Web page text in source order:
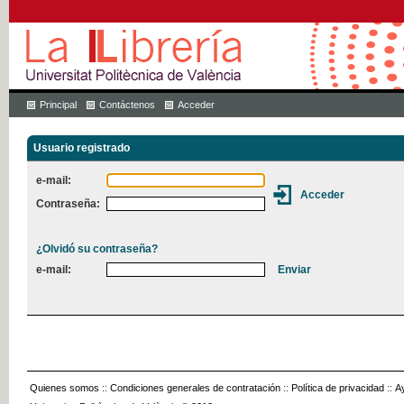
Principal Contáctenos Acceder
Usuario registrado
e-mail:
Contraseña:
¿Olvidó su contraseña?
e-mail:
Quienes somos :: Condiciones generales de contratación :: Política de privacidad ::